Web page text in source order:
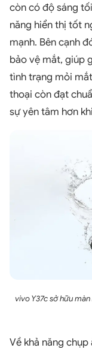
còn có độ sáng
năng hiển thị tốt
mạnh. Bên cạnh
bảo vệ mắt, giúp
tình trạng mỏi
thoại còn đạt
sự yên tâm hơn
vivo Y37c sở hữu
Về khả năng